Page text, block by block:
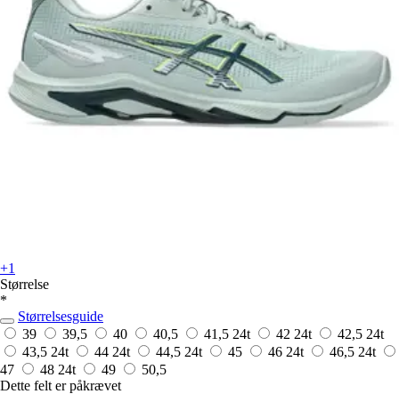
+1
Størrelse
*
Størrelsesguide
39
39,5 40 40,5 41,5 24t 42 24t 42,5 24t
43,5 24t 44 24t 44,5 24t 45 46 24t 46,5 24t
47
48 24t 49
50,5
Dette felt er påkrævet